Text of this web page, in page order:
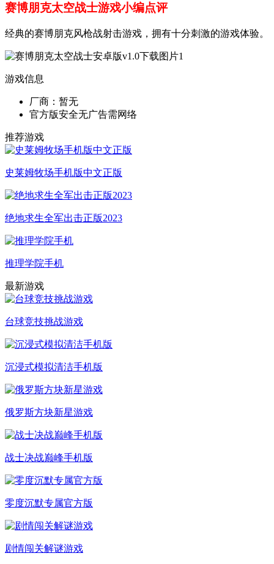
赛博朋克太空战士游戏小编点评
经典的赛博朋克风枪战射击游戏，拥有十分刺激的游戏体验。
游戏信息
厂商：暂无
官方版安全无广告需网络
推荐游戏
史莱姆牧场手机版中文正版
绝地求生全军出击正版2023
推理学院手机
最新游戏
台球竞技挑战游戏
沉浸式模拟清洁手机版
俄罗斯方块新星游戏
战士决战巅峰手机版
零度沉默专属官方版
剧情闯关解谜游戏